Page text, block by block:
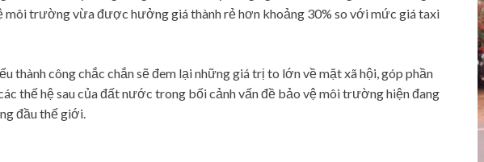
môi trường vừa được hưởng giá thành rẻ hơn khoảng 30% so với mức giá taxi
thành công chắc chắn sẽ đem lại những giá trị to lớn về mặt xã hội, góp phần
thế hệ sau của đất nước trong bối cảnh vấn đề bảo vệ môi trường hiện đang
đầu thế giới.